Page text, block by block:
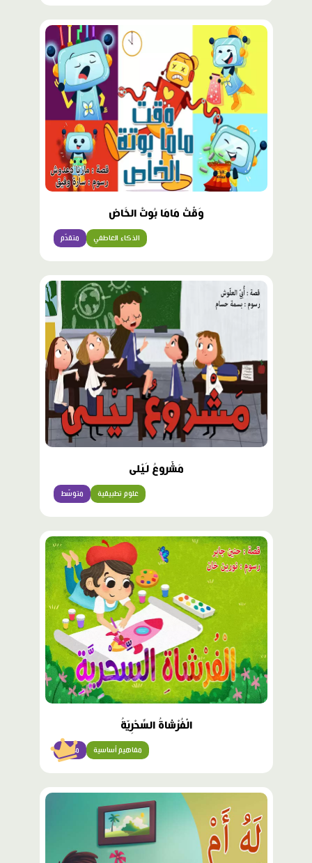
وَقْتُ مَامَا بُوتْ الخَاصْ
متقدّم الذكاء العاطفي
مَشْروعُ لَيْلى
متوسّط علوم تطبيقية
محتوى
مميّز
الْفُرْشاةُ السِّحْرِيّةُ
مبتدئ مفاهيم أساسية
محتوى
مميّز